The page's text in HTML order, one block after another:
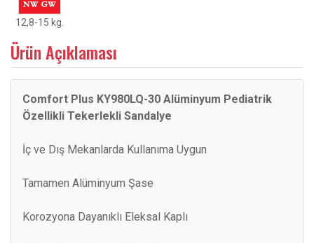
12,8-15 kg.
Ürün Açıklaması
Comfort Plus KY980LQ-30 Alüminyum Pediatrik
Özellikli Tekerlekli Sandalye
İç ve Dış Mekanlarda Kullanıma Uygun
Tamamen Alüminyum Şase
Korozyona Dayanıklı Eleksal Kaplı